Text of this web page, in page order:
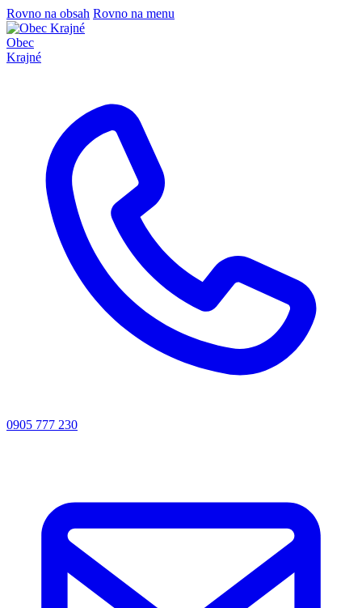
Rovno na obsah Rovno na menu
Obec
Krajné
0905 777 230